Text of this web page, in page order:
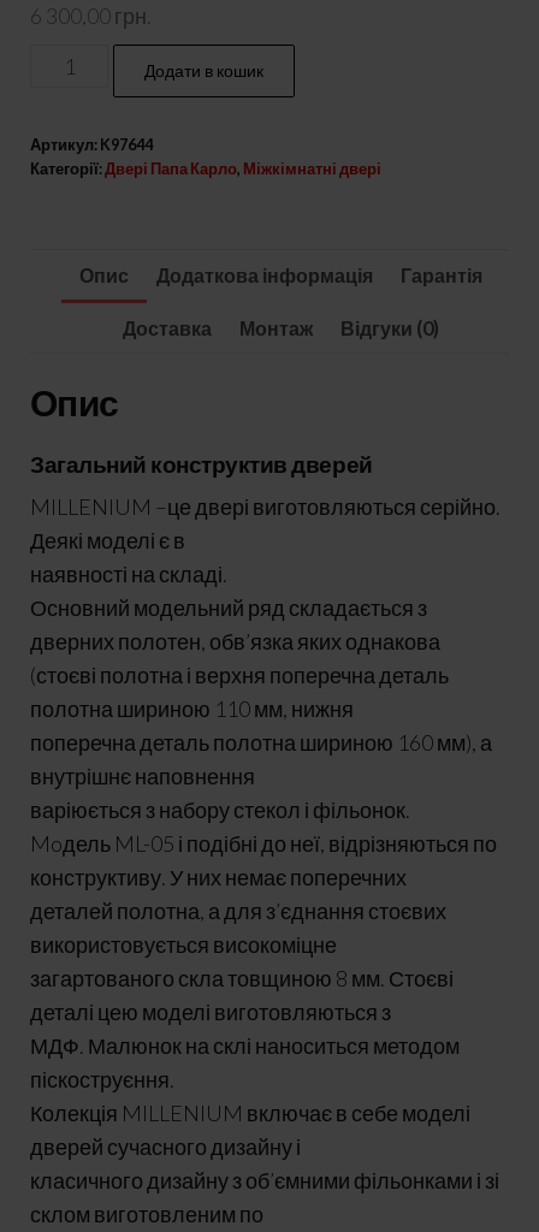
6 300,00грн.
Міжкімнатні
ML-
Додати в кошик
Артикул: K97644
Категорії:Двері Папа Карло, Міжкімнатні двері
Опис Додаткова інформація Гарантія
Доставка Монтаж Відгуки (0)
Опис
Загальний конструктив дверей
MILLENIUM –це двері виготовляються серійно.
Деякі моделі є в
наявності на складі.
Основний модельний ряд складається з
дверних полотен, обв’язка яких однакова
(стоєві полотна і верхня поперечна деталь
полотна шириною 110 мм, нижня
поперечна деталь полотна шириною 160 мм), а
внутрішнє наповнення
варіюється з набору стекол і фільонок.
Moдель ML-05 і подібні до неї, відрізняються по
конструктиву. У них немає поперечних
деталей полотна, а для з’єднання стоєвих
використовується високоміцне
загартованого скла товщиною 8 мм. Стоєві
деталі цею моделі виготовляються з
МДФ. Малюнок на склі наноситься методом
піскоструєння.
Колекція MILLENIUM включає в себе моделі
дверей сучасного дизайну і
класичного дизайну з об’ємними фільонками і зі
склом виготовленим по